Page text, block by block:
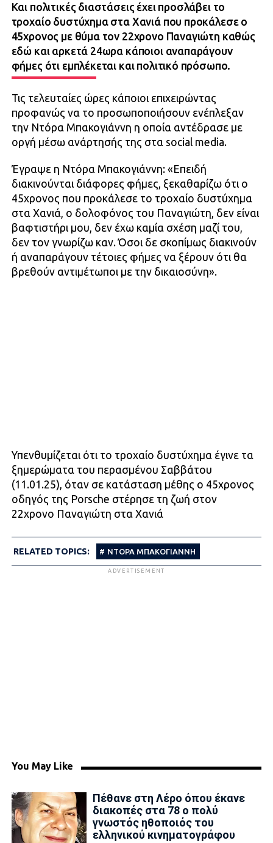
Και πολιτικές διαστάσεις έχει προσλάβει το
τροχαίο δυστύχημα στα Χανιά που προκάλεσε ο
45χρονος με θύμα τον 22χρονο Παναγιώτη καθώς
εδώ και αρκετά 24ωρα κάποιοι αναπαράγουν
φήμες ότι εμπλέκεται και πολιτικό πρόσωπο.
Τις τελευταίες ώρες κάποιοι επιχειρώντας
προφανώς να το προσωποποιήσουν ενέπλεξαν
την Ντόρα Μπακογιάννη η οποία αντέδρασε με
οργή μέσω ανάρτησής της στα social media.
Έγραψε η Ντόρα Μπακογιάννη: «Επειδή
διακινούνται διάφορες φήμες, ξεκαθαρίζω ότι ο
45χρονος που προκάλεσε το τροχαίο δυστύχημα
στα Χανιά, ο δολοφόνος του Παναγιώτη, δεν είναι
βαφτιστήρι μου, δεν έχω καμία σχέση μαζί του,
δεν τον γνωρίζω καν. Όσοι δε σκοπίμως διακινούν
ή αναπαράγουν τέτοιες φήμες να ξέρουν ότι θα
βρεθούν αντιμέτωποι με την δικαιοσύνη».
Υπενθυμίζεται ότι το τροχαίο δυστύχημα έγινε τα
ξημερώματα του περασμένου Σαββάτου
(11.01.25), όταν σε κατάσταση μέθης ο 45χρονος
οδηγός της Porsche στέρησε τη ζωή στον
22χρονο Παναγιώτη στα Χανιά
RELATED TOPICS: ΝΤΟΡΑ ΜΠΑΚΟΓΙΑΝΝΗ
ADVERTISEMENT
You May Like
Πέθανε στη Λέρο όπου έκανε
διακοπές στα 78 ο πολύ
γνωστός ηθοποιός του
ελληνικού κινηματογράφου